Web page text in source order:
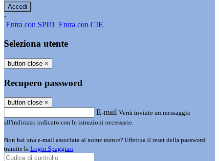
-
Entra con SPID Entra con CIE
Seleziona utente
button close ×
Recupero password
button close ×
E-mail Verrà inviato un messaggio
all'indirizzo indicato con le istruzioni necessarie.
Non hai una e-mail associata al nome utente? Effettua il reset della password
tramite la Login Spaggiari